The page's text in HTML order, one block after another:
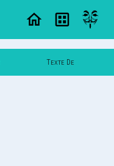
Texte De